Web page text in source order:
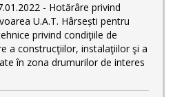
- Hotărâre privind
U.A.T. Hârsești pentru
privind condiţiile de
a construcţiilor, instalaţiilor şi a
în zona drumurilor de interes